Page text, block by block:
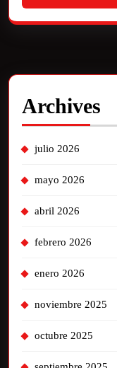
Archives
julio 2026
mayo 2026
abril 2026
febrero 2026
enero 2026
noviembre 2025
octubre 2025